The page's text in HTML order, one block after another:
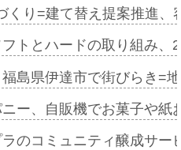
くり=建て替え提案推進
トとハードの取り組み
島県伊達市で街びらき=
ー、自販機でお菓子や
ラのコミュニティ醸成サ